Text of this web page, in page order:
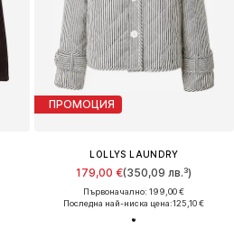
ПРОМОЦИЯ
LOLLYS LAUNDRY
179,00 €(350,09 лв.³)
Първоначално: 199,00 €
Последна най-ниска цена:125,10 €